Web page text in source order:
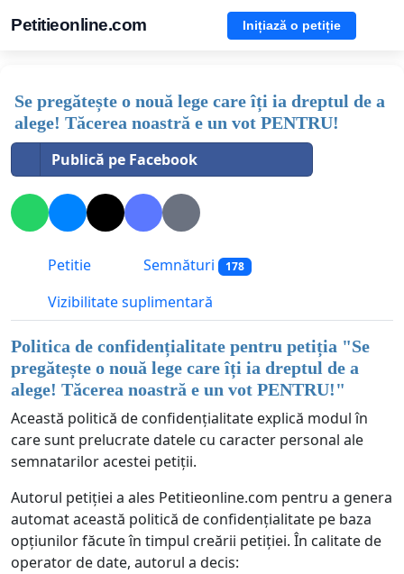
Petitieonline.com Inițiază o petiție
Se pregătește o nouă lege care îți ia dreptul de a
alege! Tăcerea noastră e un vot PENTRU!
Publică pe Facebook
Petitie Semnături 178
Vizibilitate suplimentară
Politica de confidențialitate pentru petiția "Se
pregătește o nouă lege care îți ia dreptul de a
alege! Tăcerea noastră e un vot PENTRU!"
Această politică de confidențialitate explică modul în
care sunt prelucrate datele cu caracter personal ale
semnatarilor acestei petiții.
Autorul petiției a ales Petitieonline.com pentru a genera
automat această politică de confidențialitate pe baza
opțiunilor făcute în timpul creării petiției. În calitate de
operator de date, autorul a decis: